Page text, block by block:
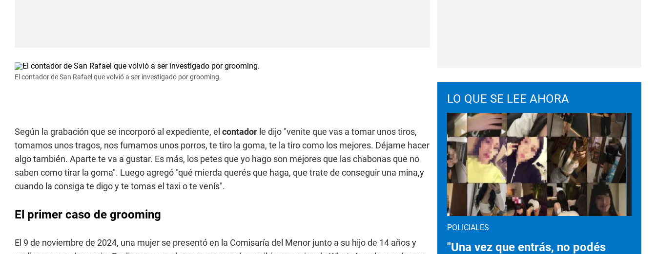
El contador de San Rafael que volvió a ser investigado por grooming.
Según la grabación que se incorporó al expediente, el contador le dijo "venite que vas a tomar unos tiros,
tomamos unos tragos, nos fumamos unos porros, te tiro la goma, te la tiro como los mejores. Déjame hacer
algo también. Aparte te va a gustar. Es más, los petes que yo hago son mejores que las chabonas que no
saben como tirar la goma". Luego agregó "qué mierda querés que haga, que trate de conseguir una mina,y
cuando la consiga te digo y te tomas el taxi o te venís".
El primer caso de grooming
El 9 de noviembre de 2024, una mujer se presentó en la Comisaría del Menor junto a su hijo de 14 años y
LO QUE SE LEE AHORA
POLICIALES
"Una vez que entrás, no podés